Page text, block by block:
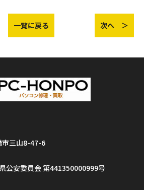
一覧に戻る 次へ ＞
市三山8-47-6
公安委員会 第441350000999号